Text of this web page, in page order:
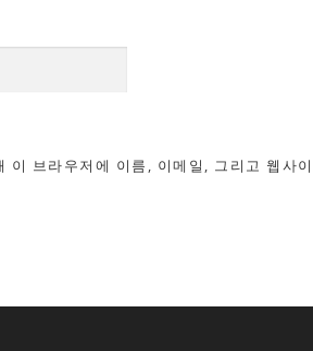
이 브라우저에 이름, 이메일, 그리고 웹사